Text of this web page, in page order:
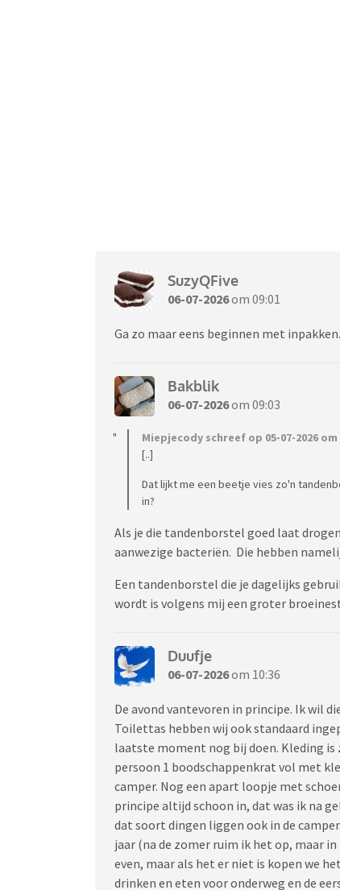
SuzyQFive
06-07-2026om 09:01
Ga zo maar eens beginnen met
Bakblik
06-07-2026om 09:03
Miepjecody schreef op 05-07-2026 om
[..]
Dat lijkt me een beetje vies zo'n
in?
Als je die tandenborstel goed laat
aanwezige bacteriën. Die hebben
Een tandenborstel die je dagelijks
wordt is volgens mij een groter
Duufje
06-07-2026om 10:36
De avond vantevoren in principe. Ik wil
Toilettas hebben wij ook standaard
laatste moment nog bij doen. Kleding is
persoon 1 boodschappenkrat vol met
camper. Nog een apart loopje met
principe altijd schoon in, dat was ik na
dat soort dingen liggen ook in de
jaar (na de zomer ruim ik het op, maar
even, maar als het er niet is kopen we
drinken en eten voor onderweg en de